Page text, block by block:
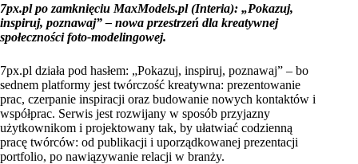
7px.pl po zamknięciu MaxModels.pl (Interia): „Pokazuj,
inspiruj, poznawaj” – nowa przestrzeń dla kreatywnej
społeczności foto-modelingowej.
7px.pl działa pod hasłem: „Pokazuj, inspiruj, poznawaj” – bo
sednem platformy jest twórczość kreatywna: prezentowanie
prac, czerpanie inspiracji oraz budowanie nowych kontaktów i
współprac. Serwis jest rozwijany w sposób przyjazny
użytkownikom i projektowany tak, by ułatwiać codzienną
pracę twórców: od publikacji i uporządkowanej prezentacji
portfolio, po nawiązywanie relacji w branży.